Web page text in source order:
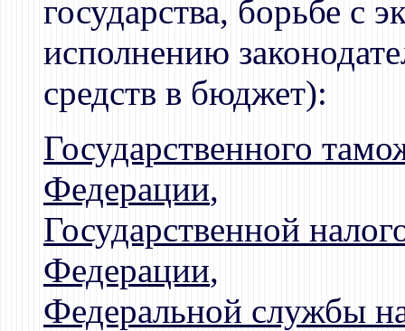
государства, борьбе с
исполнению
средств в бюджет):
Государственного
Федерации,
Государственной
Федерации,
Федеральной службы